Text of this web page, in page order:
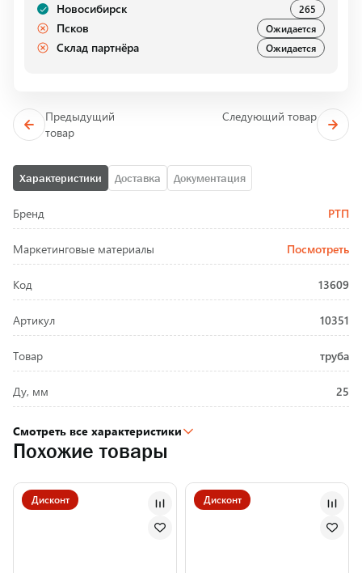
Характеристики Доставка Документация
Бренд РТП
Маркетинговые материалы Посмотреть
Код 13609
Артикул 10351
Товар труба
Ду, мм 25
Смотреть все характеристики
Новосибирск 265
Псков Ожидается
Склад партнёра Ожидается
Предыдущий
товар
Следующий товар
Похожие товары
Дисконт Дисконт